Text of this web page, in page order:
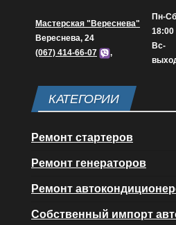
Мастерская "Вереснева"
Вереснева, 24
(067) 414-66-07
,
Пн-
18:00
Вс-
КАТЕГОРИИ
Ремонт стартеров
Ремонт генераторов
Ремонт
Собственный импорт